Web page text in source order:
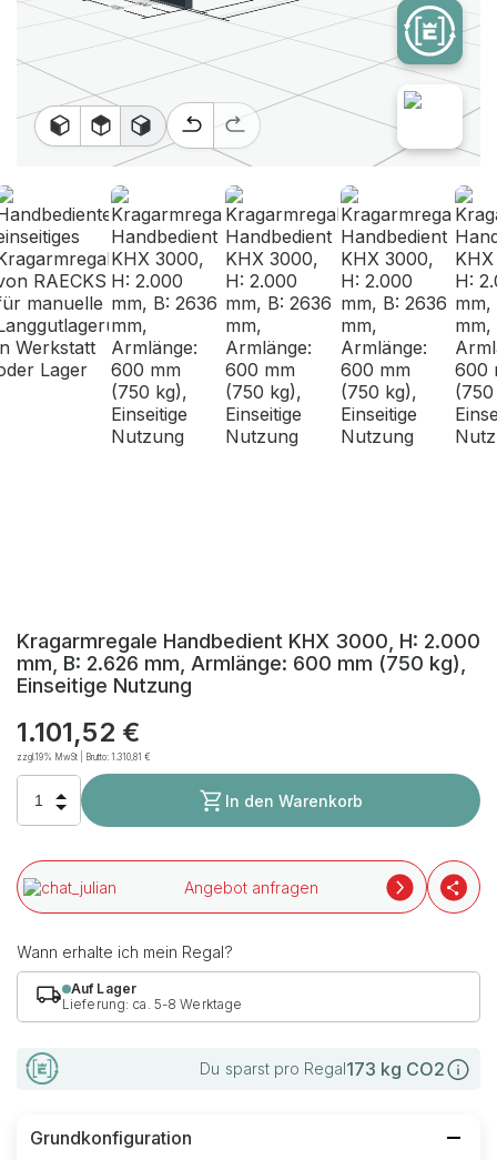
Kragarmregale Handbedient KHX 3000, H: 2.000
mm, B: 2.626 mm, Armlänge: 600 mm (750 kg),
Einseitige Nutzung
1.101,52 €
zzgl.19% MwSt | Brutto:1.310,81 €
In den Warenkorb
Angebot anfragen
Wann erhalte ich mein Regal?
Auf Lager
Lieferung: ca. 5-8 Werktage
Du sparst pro Regal173 kg CO2
Grundkonfiguration